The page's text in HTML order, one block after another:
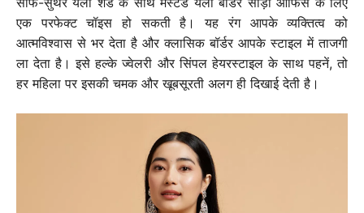
एक परफेक्ट चॉइस हो सकती है। यह रंग आपके व्यक्तित्व को
आत्मविश्वास से भर देता है और क्लासिक बॉर्डर आपके स्टाइल में ताजगी
ला देता है। इसे हल्के ज्वेलरी और सिंपल हेयरस्टाइल के साथ पहनें, तो
हर महिला पर इसकी चमक और खूबसूरती अलग ही दिखाई देती है।